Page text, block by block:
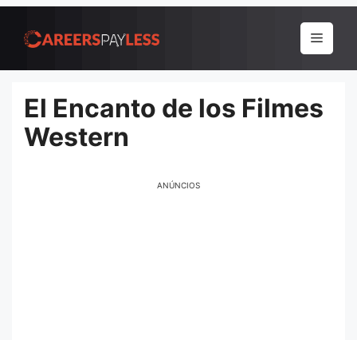
para
conteúdo
Menu
El Encanto de los Filmes
Western
ANÚNCIOS